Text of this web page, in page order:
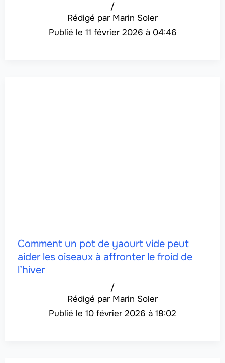
Marin Soler
/
11 février 2026 à 04:46
Comment un pot de yaourt vide peut
aider les oiseaux à affronter le froid de
l’hiver
Marin Soler
/
10 février 2026 à 18:02